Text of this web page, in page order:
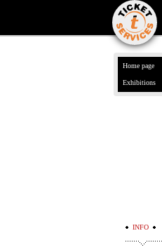
Home page
Exhibitions
INFO